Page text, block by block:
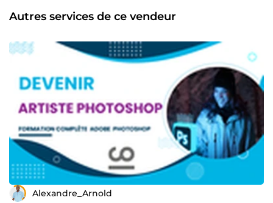
Autres services de ce vendeur
Alexandre_Arnold